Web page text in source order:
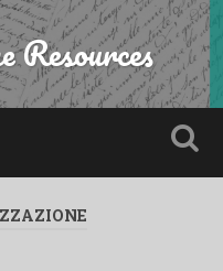
Resources